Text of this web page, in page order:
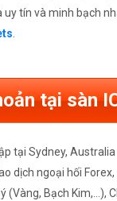
uy tín và minh bạch
tại sàn
tại Sydney,
dịch ngoại hối Forex,
(Vàng, Bạch Kim,...),